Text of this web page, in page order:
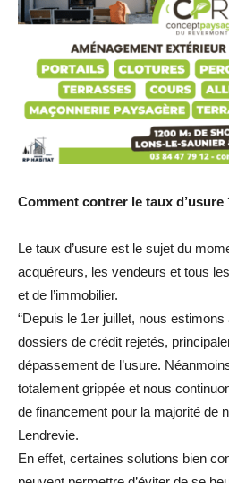
Comment contrer le taux d’usure
Le taux d’usure est le sujet du
acquéreurs, les vendeurs et tous
et de l’immobilier.
“Depuis le 1er juillet, nous
dossiers de crédit rejetés,
dépassement de l’usure.
totalement grippée et nous
de financement pour la majorité de
Lendrevie.
En effet, certaines solutions bien